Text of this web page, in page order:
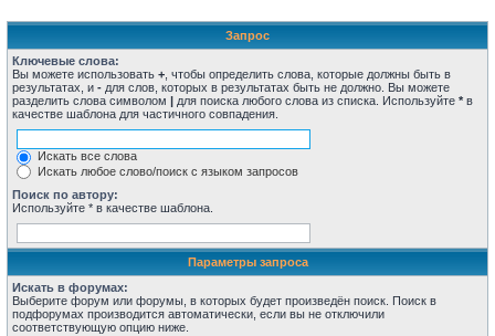
Запрос
Ключевые слова:
Вы можете использовать + , чтобы определить слова, которые должны быть в
результатах, и - для слов, которых в результатах быть не должно. Вы можете
разделить слова символом | для поиска любого слова из списка. Используйте * в
качестве шаблона для частичного совпадения.
Искать все слова
Искать любое слово/поиск с языком запросов
Поиск по автору:
Используйте * в качестве шаблона.
Параметры запроса
Искать в форумах:
Выберите форум или форумы, в которых будет произведён поиск. Поиск в
подфорумах производится автоматически, если вы не отключили
соответствующую опцию ниже.